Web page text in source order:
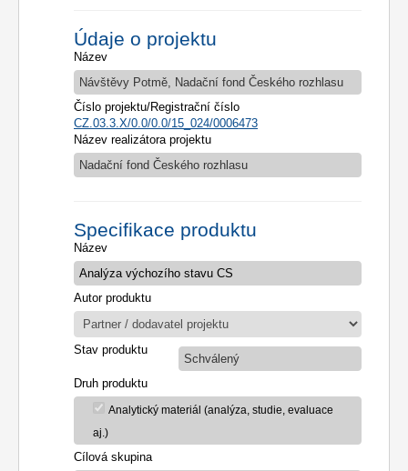
Údaje o projektu
Název
Návštěvy Potmě, Nadační fond Českého rozhlasu
Číslo projektu/Registrační číslo
CZ.03.3.X/0.0/0.0/15_024/0006473
Název realizátora projektu
Nadační fond Českého rozhlasu
Specifikace produktu
Název
Autor produktu
Stav produktu
Schválený
Druh produktu
Analytický materiál (analýza, studie, evaluace
aj.)
Cílová skupina